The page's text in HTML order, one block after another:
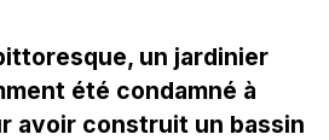
un jardinier
été condamné à
avoir construit un bassin